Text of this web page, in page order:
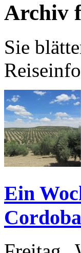
Archiv
Sie
Ein
Cordoba